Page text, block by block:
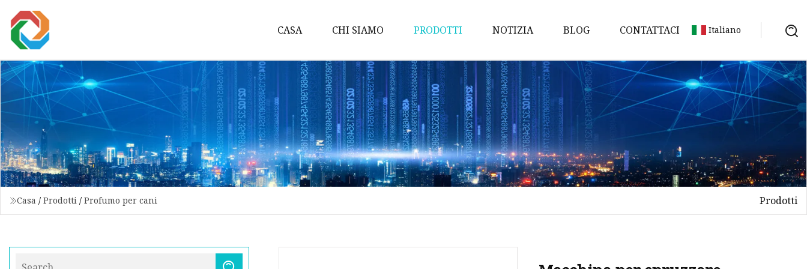
CASA CHI SIAMO PRODOTTI
Shampoo per animali domestici
Profumo per animali domestici
Forniture per la disinfezione
degli animali domestici
Giocattoli per animali domestici
Salviette per animali domestici
Balsamo per animali domestici
NOTIZIA BLOG CONTATTACI Italiano
Casa / Prodotti / Profumo per cani Prodotti